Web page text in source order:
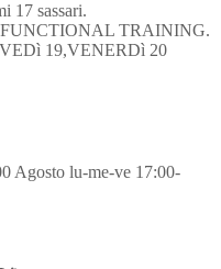
17 sassari.
TRAINING.
19,VENERDì 20
Agosto lu-me-ve 17:00-